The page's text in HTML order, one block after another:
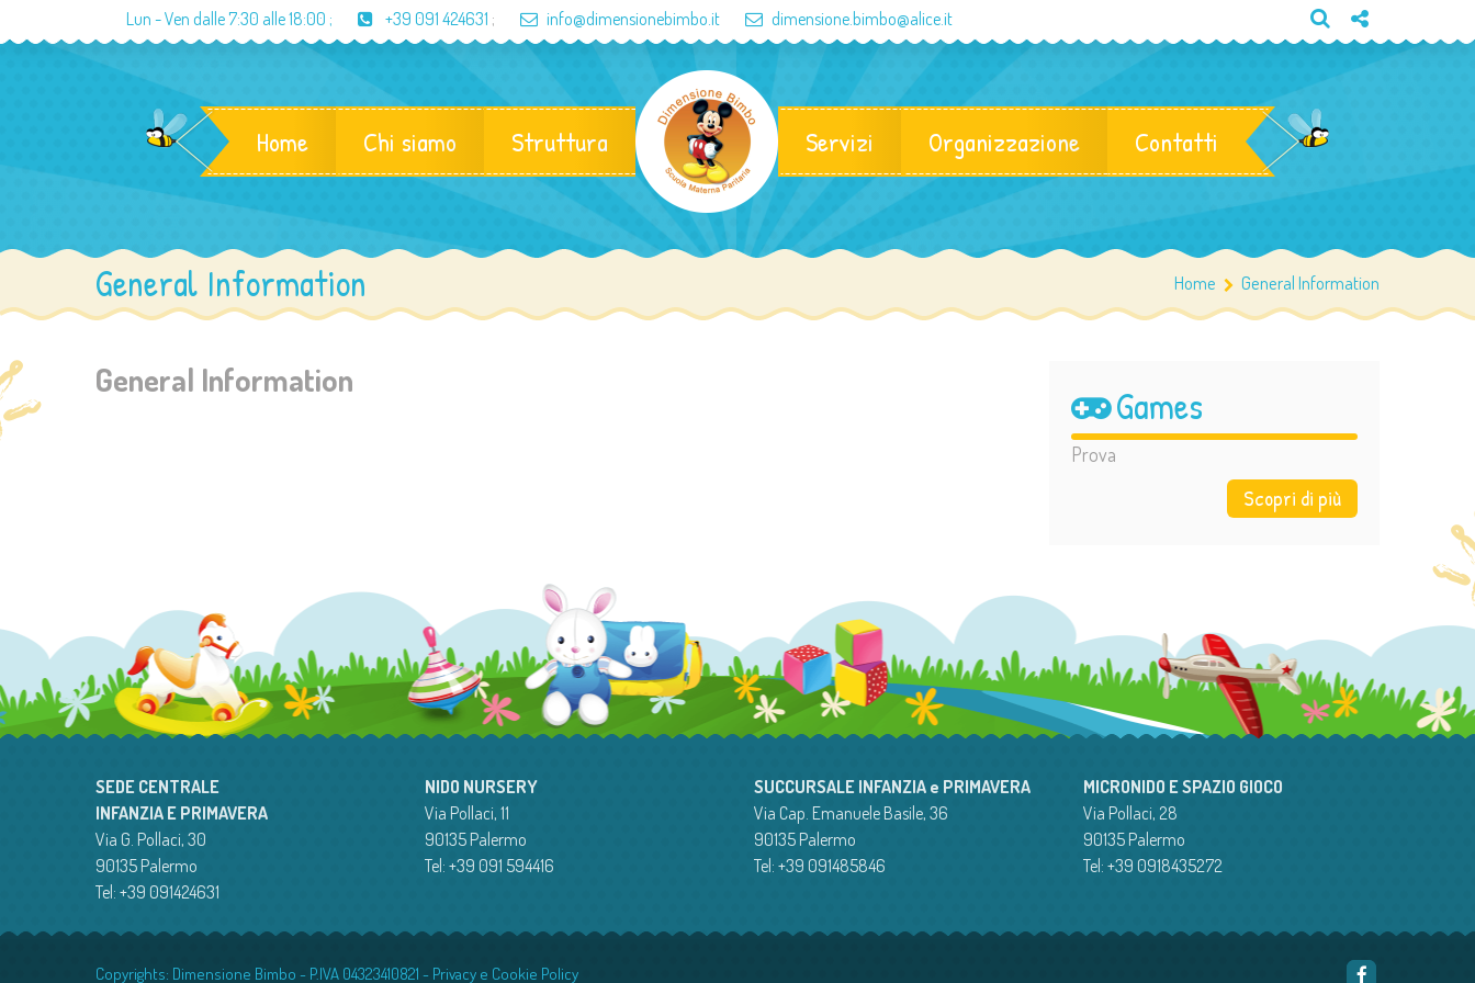
Lun - Ven dalle7:30 alle 18:00 ; +39 091 424631 ; info@dimensionebimbo.it dimensione.bimbo@alice.it
Home Chi siamo Struttura Servizi Organizzazione Contatti
General Information Home General Information
General Information
Games
Prova
Scopri di più
SEDE CENTRALE
INFANZIA E PRIMAVERA
Via G. Pollaci, 30
90135 Palermo
Tel: +39 091424631
NIDO NURSERY
Via Pollaci, 11
90135 Palermo
Tel: +39 091 594416
SUCCURSALE INFANZIA e PRIMAVERA
Via Cap. Emanuele Basile, 36
90135 Palermo
Tel: +39 091485846
MICRONIDO E SPAZIO GIOCO
Via Pollaci, 28
90135 Palermo
Tel: +39 0918435272
Copyrights: Dimensione Bimbo - P.IVA 04323410821 - Privacy e Cookie Policy